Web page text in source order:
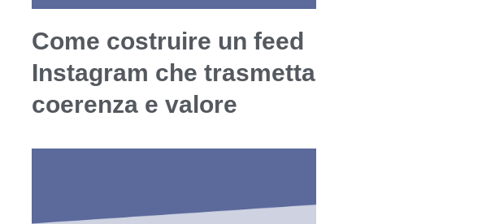
Come costruire un feed
Instagram che trasmetta
coerenza e valore